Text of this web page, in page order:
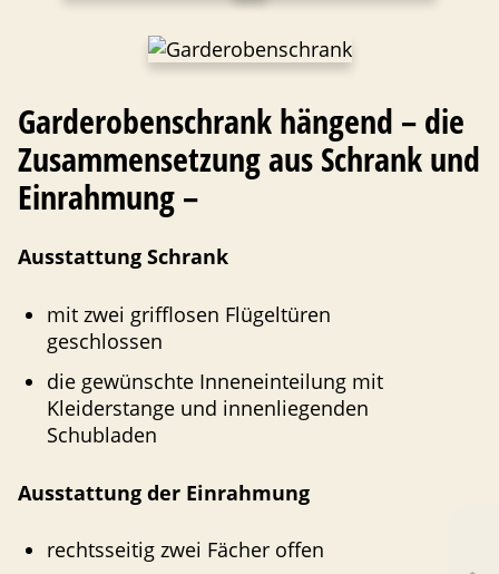
Gardero­ben­schrank hängend – die
Zusammen­setzung aus Schrank und
Einrahmung –
Ausstattung Schrank
mit zwei grifflosen Flügeltüren
geschlossen
die gewünschte Innenein­teilung mit
Kleider­stange und innenlie­genden
Schubladen
Ausstattung der Einrahmung
rechts­seitig zwei Fächer offen